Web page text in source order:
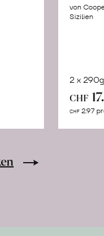
von
Sizilien
2 x 290g
CHF
CHF 2.97